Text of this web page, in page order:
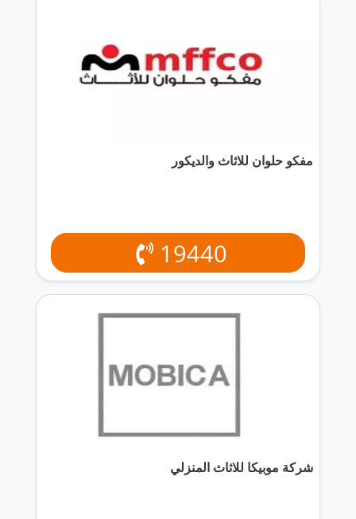
مفكو حلوان للاثاث والديكور
19440
شركة موبيكا للاثاث المنزلي